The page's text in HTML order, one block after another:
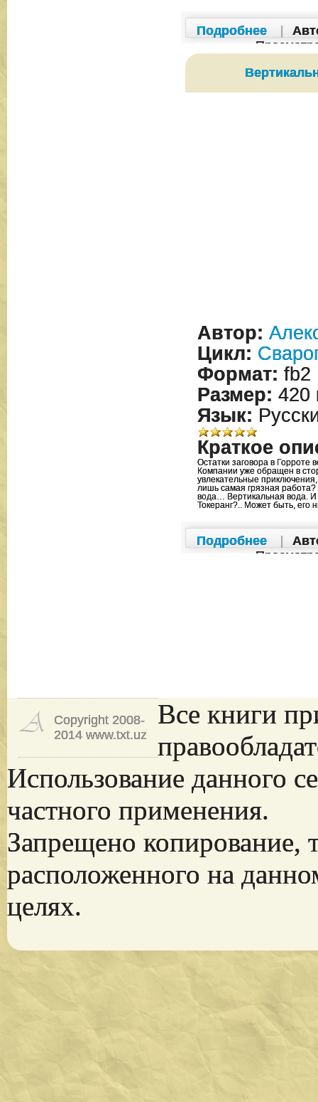
Подробнее |
Автор:
Цикл:
Формат: fb2
Размер: 420
Язык:
Краткое
Остатки заговора в Горроте
Компании уже обращен в
увлекательные
лишь самая грязная
вода… Вертикальная вода. И
Токеранг?.. Может быть, его
Подробнее |
Copyright 2008-
2014 www.txt.uz
Все книги
Использование данного
частного применения.
Запрещено копирование,
расположенного на
целях.